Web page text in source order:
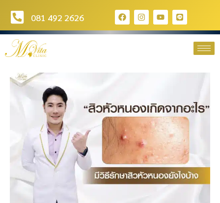
081 492 2626